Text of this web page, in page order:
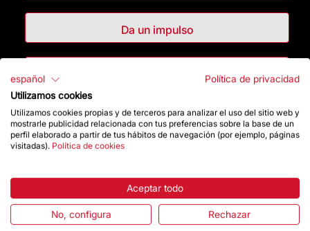
Da un impulso
Destacados
Preguntas frecuentes
Atención al Visitante
español
Política de privacidad
Utilizamos cookies
Utilizamos cookies propias y de terceros para analizar el uso del sitio web y
mostrarle publicidad relacionada con tus preferencias sobre la base de un
perfil elaborado a partir de tus hábitos de navegación (por ejemplo, páginas
visitadas). Política de cookies
Aceptar todo
No, configura Rechazar